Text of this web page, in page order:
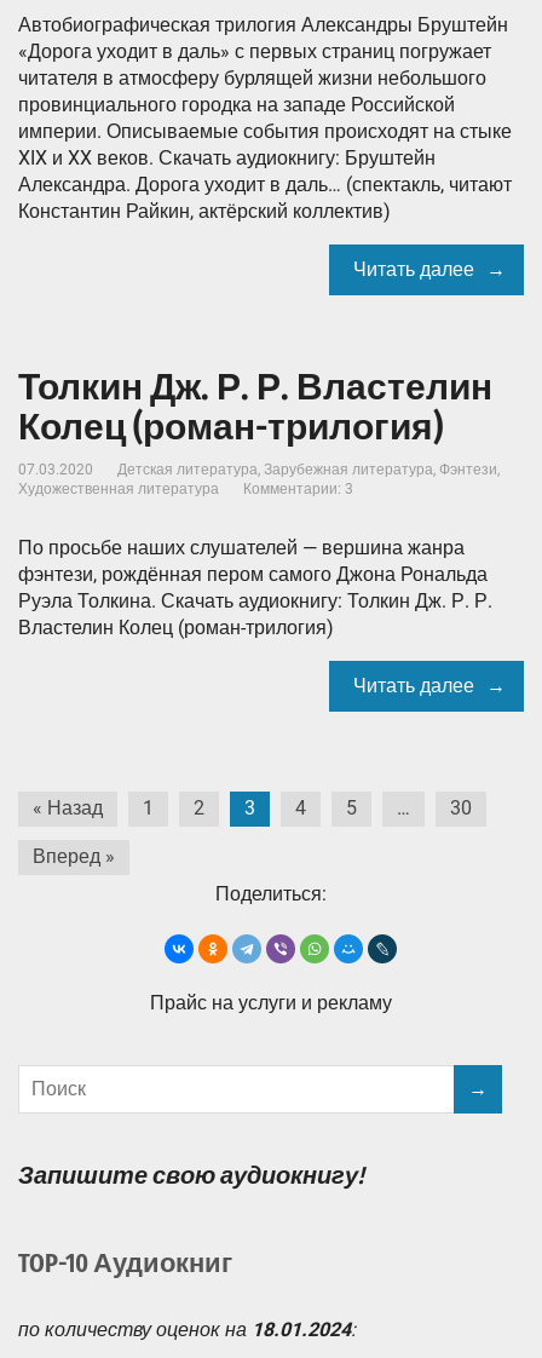
Автобиографическая трилогия Александры Бруштейн
«Дорога уходит в даль» с первых страниц погружает
читателя в атмосферу бурлящей жизни небольшого
провинциального городка на западе Российской
империи. Описываемые события происходят на стыке
XIX и XX веков. Скачать аудиокнигу: Бруштейн
Александра. Дорога уходит в даль… (спектакль, читают
Константин Райкин, актёрский коллектив)
Читать далее
Толкин Дж. Р. Р. Властелин
Колец (роман-трилогия)
07.03.2020 Детская литература Зарубежная литература Фэнтези
Художественная литература
Комментарии: 3
По просьбе наших слушателей — вершина жанра
фэнтези, рождённая пером самого Джона Рональда
Руэла Толкина. Скачать аудиокнигу: Толкин Дж. Р. Р.
Властелин Колец (роман-трилогия)
Читать далее
Пагинация
записей
« Назад 1 2 3 4 5 … 30
Вперед »
Поделиться:
Прайс на услуги и рекламу
Запишите свою аудиокнигу!
TOP-10 Аудиокниг
по количеству оценок на 18.01.2024: